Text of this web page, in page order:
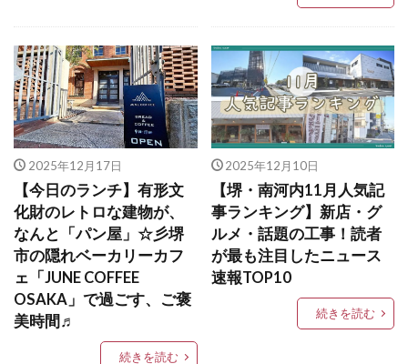
2025年12月17日
【今日のランチ】有形文
化財のレトロな建物が、
なんと「パン屋」☆彡堺
市の隠れベーカリーカフ
ェ「JUNE COFFEE
OSAKA」で過ごす、ご褒
美時間♬
続きを読む
2025年12月10日
【堺・南河内11月人気記
事ランキング】新店・グ
ルメ・話題の工事！読者
が最も注目したニュース
速報TOP10
続きを読む